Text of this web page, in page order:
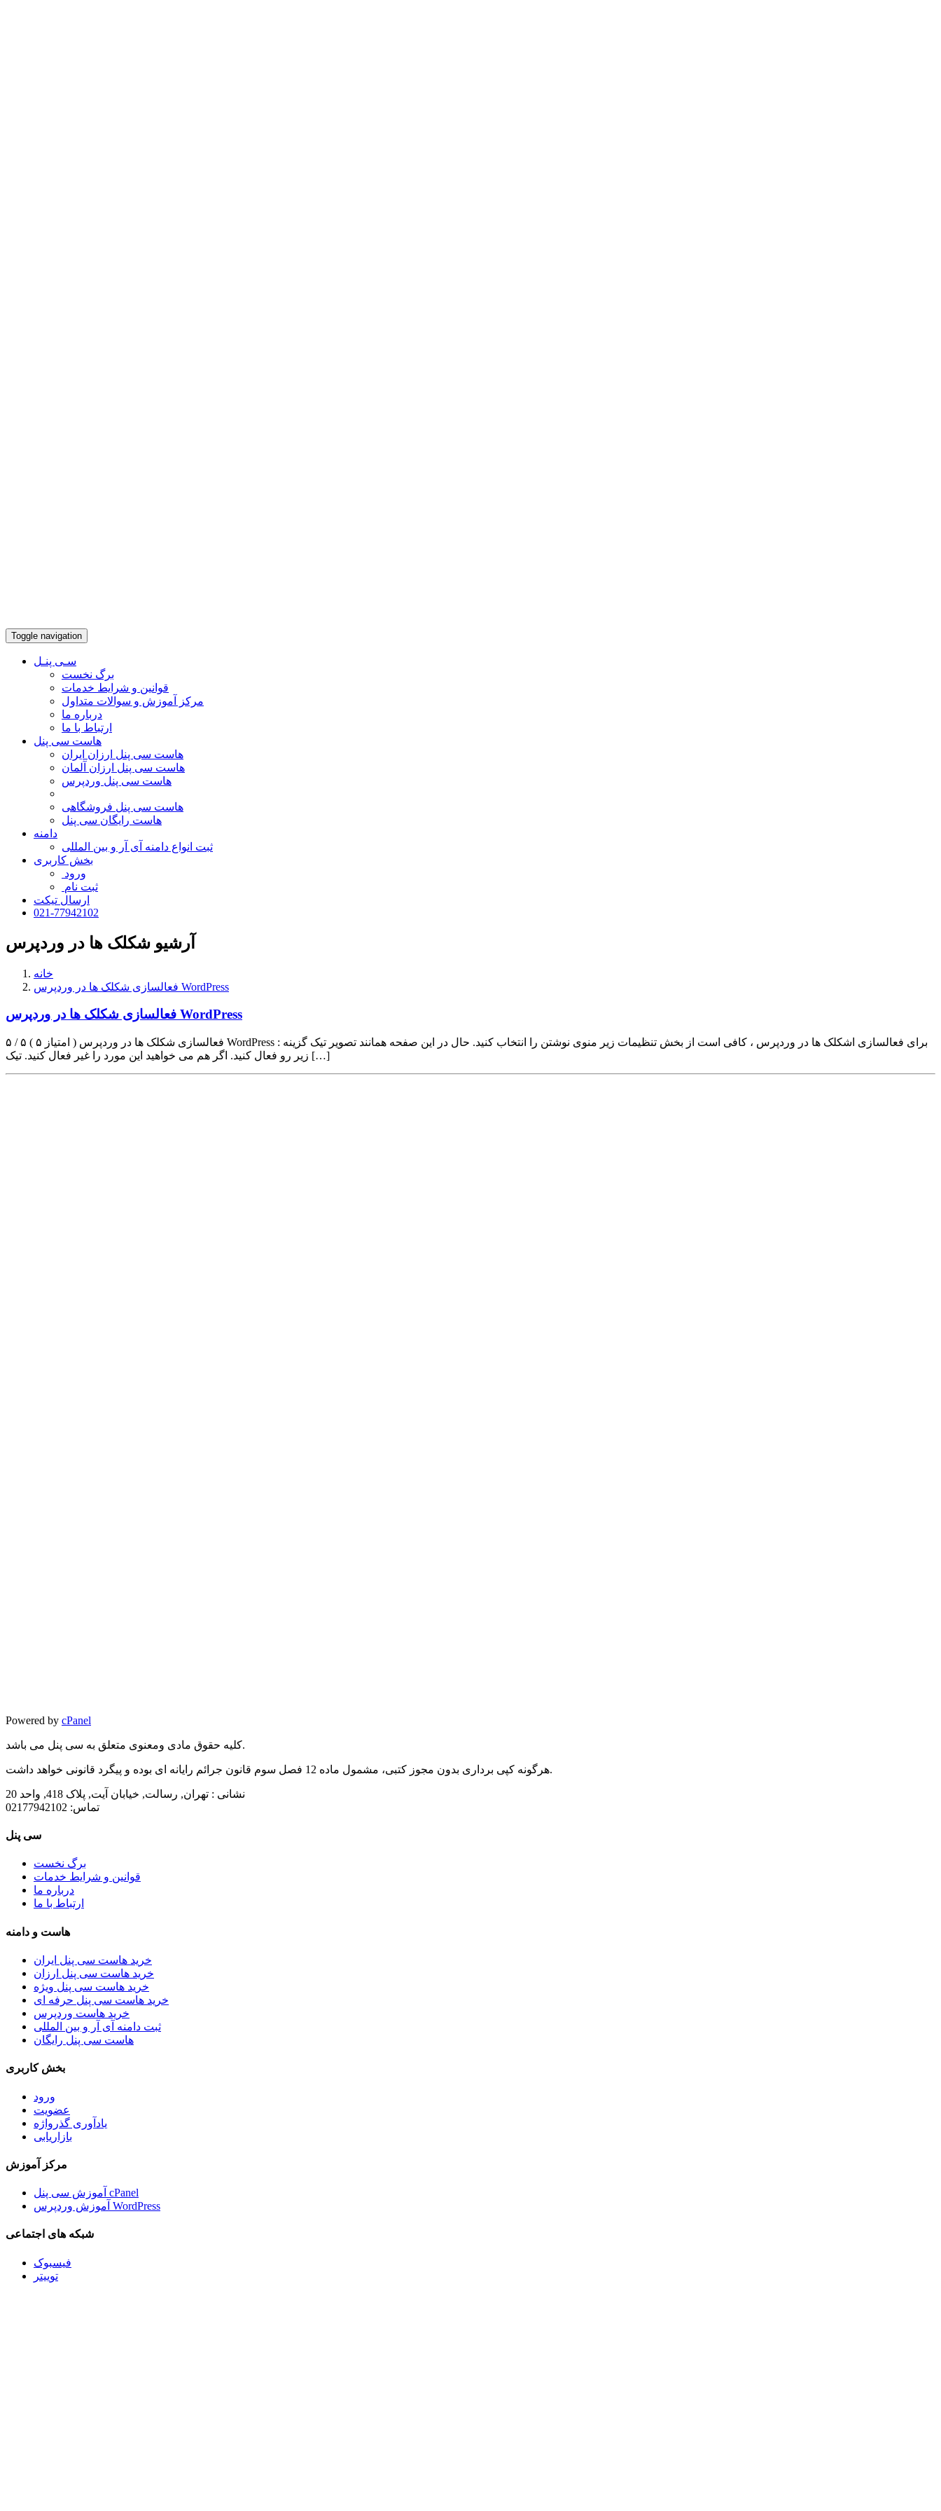
Toggle navigation
سـی پنـل
برگ نخست
قوانین و شرایط خدمات
مرکز آموزش و سوالات متداول
درباره ما
ارتباط با ما
هاست سی پنل
هاست سی پنل ارزان ایران
هاست سی پنل ارزان آلمان
هاست سی پنل وردپرس
هاست سی پنل فروشگاهی
هاست رایگان سی پنل
دامنه
ثبت انواع دامنه آی آر و بین المللی
بخش کاربری
ورود
ثبت نام
ارسال تیکت
021-77942102
آرشیو شکلک ها در وردپرس
خانه
فعالسازی شکلک ها در وردپرس WordPress
فعالسازی شکلک ها در وردپرس WordPress
۵ / ۵ ( ۵ امتیاز ) فعالسازی شکلک ها در وردپرس WordPress : برای فعالسازی اشکلک ها در وردپرس ، کافی است از بخش تنظیمات زیر منوی نوشتن را انتخاب کنید. حال در این صفحه همانند تصویر تیک گزینه
زیر رو فعال کنید. اگر هم می خواهید این مورد را غیر فعال کنید. تیک […]
Powered by cPanel
کلیه حقوق مادی ومعنوی متعلق به سی پنل می باشد.
هرگونه کپی برداری بدون مجوز کتبی، مشمول ماده 12 فصل سوم قانون جرائم رایانه ای بوده و پیگرد قانونی خواهد داشت.
نشانی : تهران, رسالت, خیابان آیت, پلاک 418, واحد 20
تماس:
سی پنل
برگ نخست
قوانین و شرایط خدمات
درباره ما
ارتباط با ما
هاست و دامنه
خرید هاست سی پنل ایران
خرید هاست سی پنل ارزان
خرید هاست سی پنل ویژه
خرید هاست سی پنل حرفه ای
خرید هاست وردپرس
ثبت دامنه آی آر و بین المللی
هاست سی پنل رایگان
بخش کاربری
ورود
عضویت
یادآوری گذرواژه
بازاریابی
مرکز آموزش
آموزش سی پنل cPanel
آموزش وردپرس WordPress
شبکه های اجتماعی
فیسبوک
توییتر